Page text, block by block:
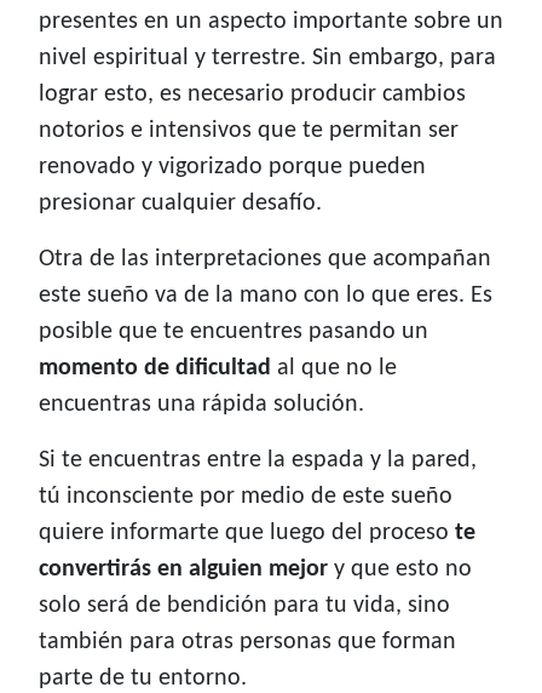
presentes en un aspecto importante sobre un
nivel espiritual y terrestre. Sin embargo, para
lograr esto, es necesario producir cambios
notorios e intensivos que te permitan ser
renovado y vigorizado porque pueden
presionar cualquier desafío.
Otra de las interpretaciones que acompañan
este sueño va de la mano con lo que eres. Es
posible que te encuentres pasando un
momento de dificultad al que no le
encuentras una rápida solución.
Si te encuentras entre la espada y la pared,
tú inconsciente por medio de este sueño
quiere informarte que luego del proceso te
convertirás en alguien mejor y que esto no
solo será de bendición para tu vida, sino
también para otras personas que forman
parte de tu entorno.